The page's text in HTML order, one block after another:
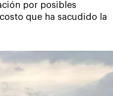
por posibles
que ha sacudido la